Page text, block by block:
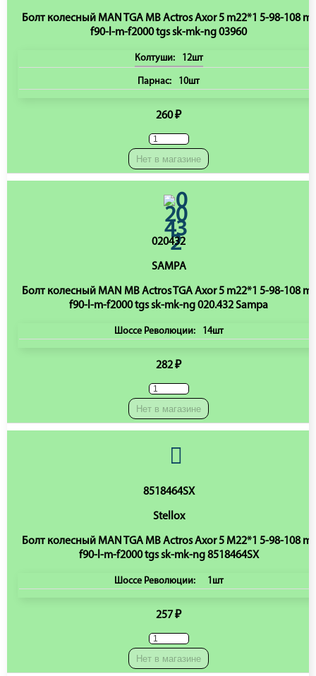
Болт колесный MAN TGA MB Actros Axor 5 m22*1 5-98-108 m-
f90-l-m-f2000 tgs sk-mk-ng 03960
Колтуши: 12шт
Парнас: 10шт
260 ₽
Нет в магазине
020432
SAMPA
Болт колесный MAN MB Actros TGA Axor 5 m22*1 5-98-108 m-
f90-l-m-f2000 tgs sk-mk-ng 020.432 Sampa
Шоссе Революции: 14шт
282 ₽
Нет в магазине
8518464SX
Stellox
Болт колесный MAN TGA MB Actros Axor 5 M22*1 5-98-108 m-
f90-l-m-f2000 tgs sk-mk-ng 8518464SX
Шоссе Революции: 1шт
257 ₽
Нет в магазине